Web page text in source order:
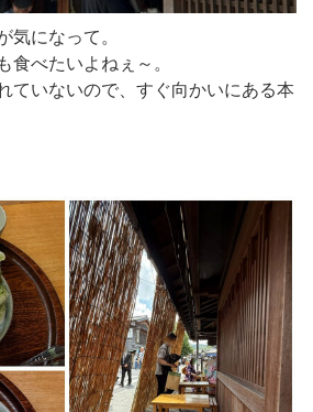
気になって。
食べたいよねぇ～。
ていないので、すぐ向かいにある本